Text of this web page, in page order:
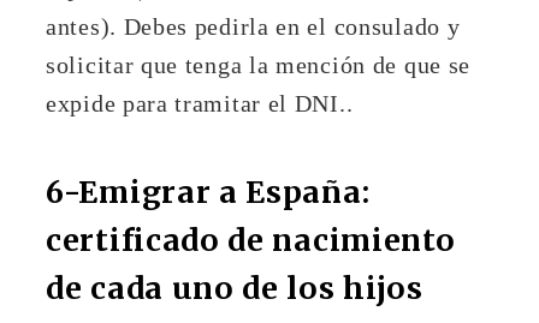
antes). Debes pedirla en el consulado y
solicitar que tenga la mención de que se
expide para tramitar el DNI..
6-Emigrar a España:
certificado de nacimiento
de cada uno de los hijos